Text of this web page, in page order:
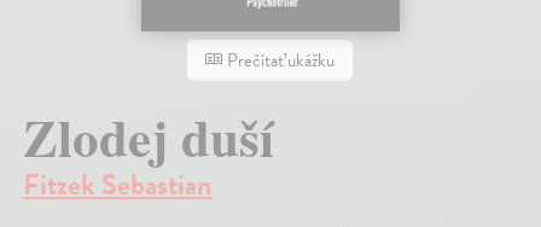
Prečítať ukážku
Zlodej duší
Fitzek Sebastian